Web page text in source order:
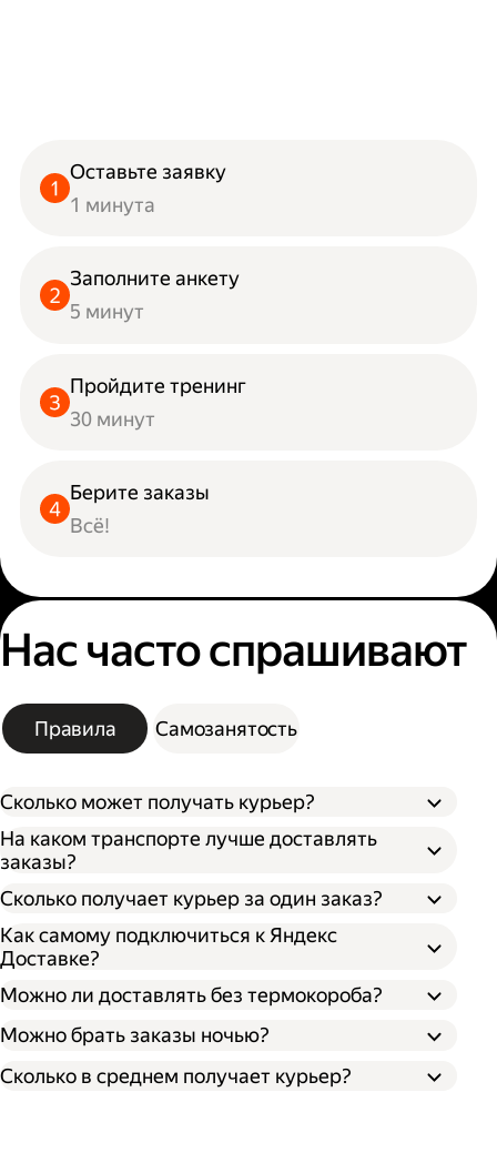
Оставьте заявку
1 минута
Заполните анкету
5 минут
Пройдите тренинг
30 минут
Берите заказы
Всё!
Нас часто спрашивают
Правила Самозанятость
Сколько может получать курьер?
На каком транспорте лучше доставлять
заказы?
Сколько получает курьер за один заказ?
Как самому подключиться к Яндекс
Доставке?
Можно ли доставлять без термокороба?
Можно брать заказы ночью?
Сколько в среднем получает курьер?